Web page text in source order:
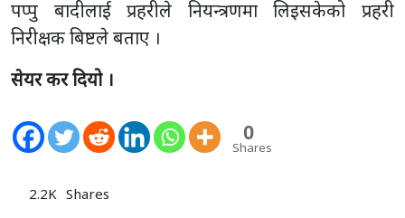
पप्पु बादीलाई प्रहरीले नियन्त्रणमा लिइसकेको प्रहरी
निरीक्षक बिष्टले बताए ।
सेयर कर दियो ।
0
Shares
2.2K Shares